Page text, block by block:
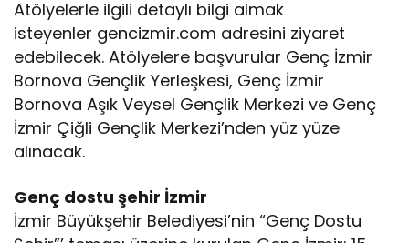
Atölyelerle ilgili detaylı bilgi almak
isteyenler gencizmir.com adresini ziyaret
edebilecek. Atölyelere başvurular Genç İzmir
Bornova Gençlik Yerleşkesi, Genç İzmir
Bornova Aşık Veysel Gençlik Merkezi ve Genç
İzmir Çiğli Gençlik Merkezi’nden yüz yüze
alınacak.
Genç dostu şehir İzmir
İzmir Büyükşehir Belediyesi’nin “Genç Dostu